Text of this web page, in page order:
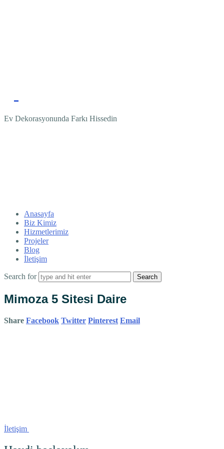
Ev Dekorasyonunda Farkı Hissedin
Anasayfa
Biz Kimiz
Hizmetlerimiz
Projeler
Blog
İletişim
Search for
Mimoza 5 Sitesi Daire
Share Facebook Twitter Pinterest Email
İletişim